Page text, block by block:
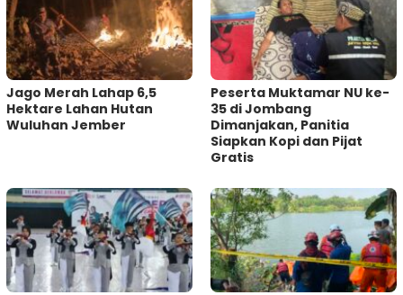
Jago Merah Lahap 6,5
Hektare Lahan Hutan
Wuluhan Jember
Peserta Muktamar NU ke-
35 di Jombang
Dimanjakan, Panitia
Siapkan Kopi dan Pijat
Gratis